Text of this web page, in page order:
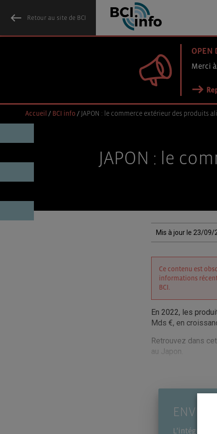
Retour au site de BCI
OPEN
Merci
Accueil / BCI info / JAPON : le commerce extérieur des produits
JAPON : le
Mis à jour le 23/09/
Ce contenu est
informations
BCI.
En 2022, les
Mds €, en
Retrouvez dans
au Japon.
ENVIE